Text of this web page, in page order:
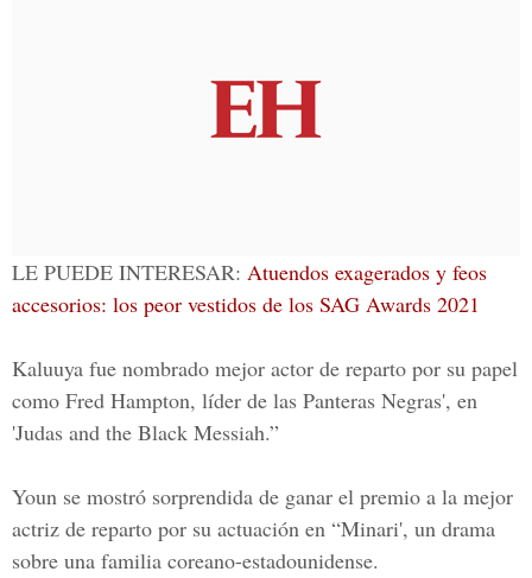
LE PUEDE INTERESAR: Atuendos exagerados y feos
accesorios: los peor vestidos de los SAG Awards 2021
Kaluuya fue nombrado mejor actor de reparto por su papel
como Fred Hampton, líder de las Panteras Negras', en
'Judas and the Black Messiah.”
Youn se mostró sorprendida de ganar el premio a la mejor
actriz de reparto por su actuación en “Minari', un drama
sobre una familia coreano-estadounidense.